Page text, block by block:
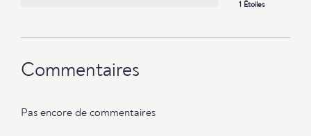
1 Étoiles
Commentaires
Pas encore de commentaires